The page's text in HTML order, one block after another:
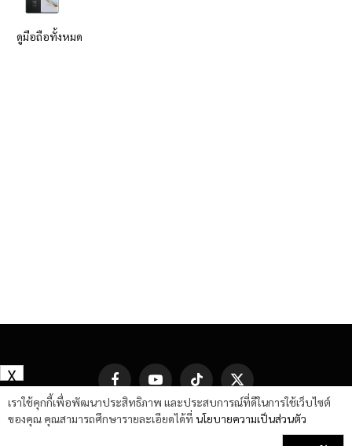
ดูมือถือทั้งหมด
FacebookYouTube TikTok
X
(Twitter)
เราใช้คุกกี้เพื่อพัฒนาประสิทธิภาพ และประสบการณ์ที่ดีในการใช้เว็บไซต์
ของคุณ คุณสามารถศึกษารายละเอียดได้ที่ นโยบายความเป็นส่วนตัว
X